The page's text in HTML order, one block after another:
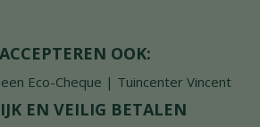
OOK:
EN VEILIG BETALEN